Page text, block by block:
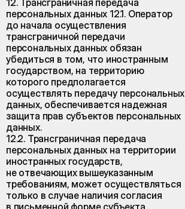
12. Трансграничная передача
персональных данных 12.1. Оператор
до начала осуществления
трансграничной передачи
персональных данных обязан
убедиться в том, что иностранным
государством, на территорию
которого предполагается
осуществлять передачу персональных
данных, обеспечивается надежная
защита прав субъектов персональных
данных.
12.2. Трансграничная передача
персональных данных на территории
иностранных государств,
не отвечающих вышеуказанным
требованиям, может осуществляться
только в случае наличия согласия
в письменной форме субъекта